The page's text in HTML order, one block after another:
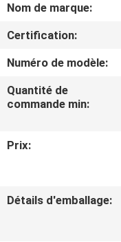
À
DE
NOUS
VISITE
Nom de marque:
Certification:
Numéro de modèle:
Quantité de
commande min:
Prix:
Détails d'emballage: